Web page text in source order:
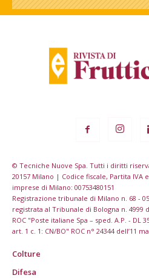
© Tecniche Nuove Spa. Tutti i diritti
20157 Milano | Codice fiscale, Partita IVA
imprese di Milano: 00753480151
Registrazione tribunale di Milano n. 68 -
registrata al Tribunale di Bologna n. 4999
ROC "Poste italiane Spa – sped. A.P. - DL
art. 1 c. 1: CN/BO" ROC n° 24344 dell’11
Colture
Difesa